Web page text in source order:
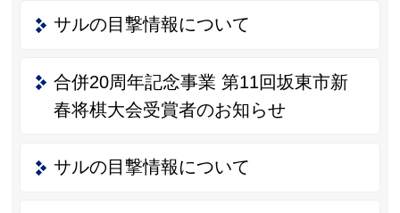
サルの目撃情報について
合併20周年記念事業 第11回坂東市新
春将棋大会受賞者のお知らせ
サルの目撃情報について